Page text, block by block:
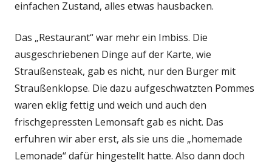
einfachen Zustand, alles etwas hausbacken.
Das „Restaurant“ war mehr ein Imbiss. Die
ausgeschriebenen Dinge auf der Karte, wie
Straußensteak, gab es nicht, nur den Burger mit
Straußenklopse. Die dazu aufgeschwatzten Pommes
waren eklig fettig und weich und auch den
frischgepressten Lemonsaft gab es nicht. Das
erfuhren wir aber erst, als sie uns die „homemade
Lemonade“ dafür hingestellt hatte. Also dann doch